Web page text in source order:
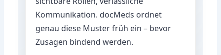
Kommunikation. docMeds ordnet
genau diese Muster früh ein – bevor
Zusagen bindend werden.